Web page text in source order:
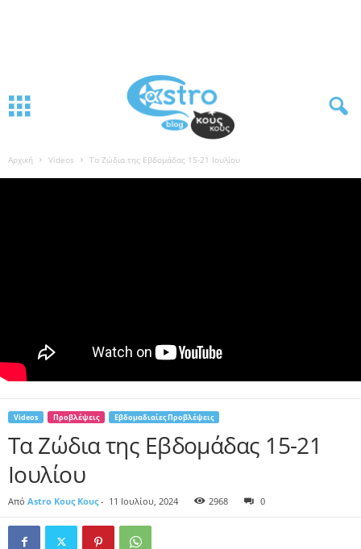
Αρχική Videos Τα Ζώδια της Εβδομάδας 15-21 Ιουλίου
Videos Προβλέψεις Εβδομαδιαίες Προβλέψεις
Τα Ζώδια της Εβδομάδας 15-21
Ιουλίου
Από Astro Κους Κους- 11 Ιουλίου, 2024 2968 0